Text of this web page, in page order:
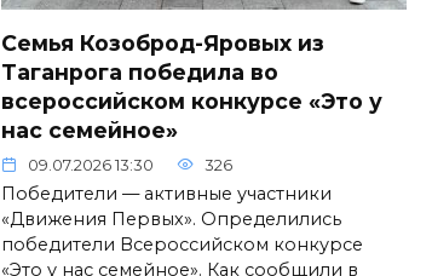
Семья Козоброд-Яровых из
Таганрога победила во
всероссийском конкурсе «Это у
нас семейное»
09.07.2026 13:30 326
Победители — активные участники
«Движения Первых». Определились
победители Всероссийском конкурсе
«Это у нас семейное». Как сообщили в